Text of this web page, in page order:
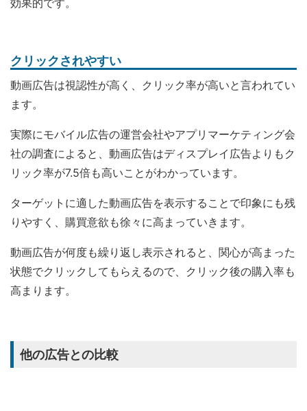
効果的です。
クリックされやすい
動画広告は視認性が高く、クリック率が高いと言われてい
ます。
実際にモバイル広告の運営会社やアプリマーケティング会
社の調査によると、動画広告はディスプレイ広告よりもク
リック率が7.5倍も高いことがわかっています。
ターゲットに適した動画広告を表示することで印象にも残
りやすく、購買意欲も徐々に高まっていきます。
動画広告が何度も繰り返し表示されると、関心が高まった
状態でクリックしてもらえるので、クリック後の購入率も
高まります。
他の広告との比較